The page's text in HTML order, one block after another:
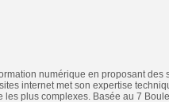
numérique en proposant des
internet met son expertise
plus complexes. Basée au 7